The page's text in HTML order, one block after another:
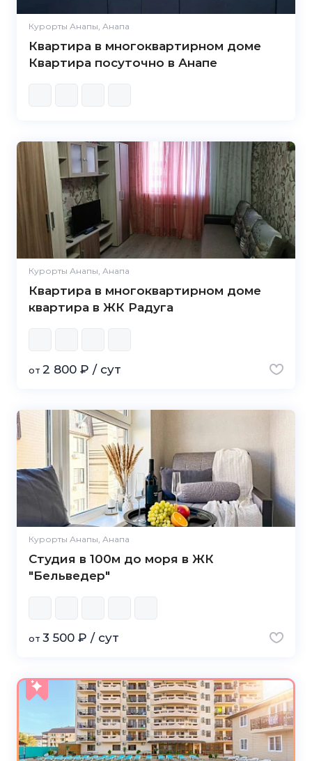
Курорты Анапы, Анапа
Квартира в многоквартирном доме
Квартира посуточно в Анапе
Курорты Анапы, Анапа
Квартира в многоквартирном доме
квартира в ЖК Радуга
от 2 800 ₽ / сут
Курорты Анапы, Анапа
Студия в 100м до моря в ЖК
"Бельведер"
от 3 500 ₽ / сут